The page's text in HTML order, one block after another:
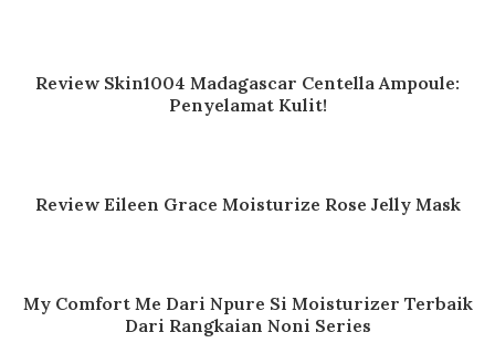
Review Skin1004 Madagascar Centella Ampoule:
Penyelamat Kulit!
Review Eileen Grace Moisturize Rose Jelly Mask
My Comfort Me Dari Npure Si Moisturizer Terbaik
Dari Rangkaian Noni Series